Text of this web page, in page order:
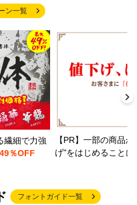
ン一覧
繊細で力強
％OFF
【PR】一部の商品
げ"をはじめること
フォントガイド一覧